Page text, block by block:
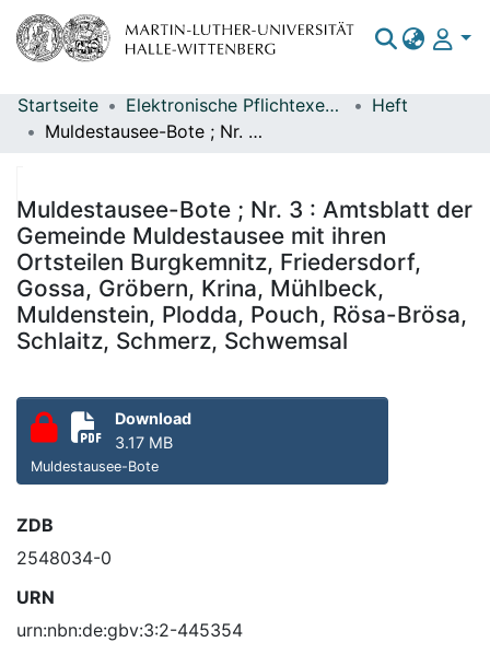
Bereiche & Sammlungen
Statistiken
Startseite Elektronische Pflichtexemplare
Heft
Muldestausee-Bote ; Nr. 3 : Amtsblatt der Gemeinde Muldestausee mit ihren Ortsteilen Burgkemnitz, Friedersdorf, Gossa, Gröbern, Krina, Mühlbeck, Muldenstein, Plodda, Pouch, Rösa-Brösa, Schlaitz, Schmerz, Schwemsal
Muldestausee-Bote ; Nr. 3 : Amtsblatt der
Gemeinde Muldestausee mit ihren
Ortsteilen Burgkemnitz, Friedersdorf,
Gossa, Gröbern, Krina, Mühlbeck,
Muldenstein, Plodda, Pouch, Rösa-Brösa,
Schlaitz, Schmerz, Schwemsal
Download
3.17 MB
Muldestausee-Bote
ZDB
2548034-0
URN
urn:nbn:de:gbv:3:2-445354